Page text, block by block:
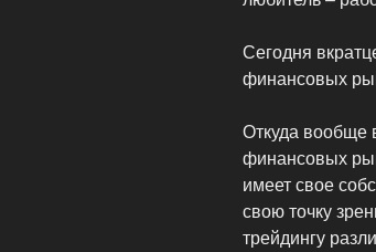
Сегодня
финансовых
Откуда вообще
финансовых
имеет свое
свою точку
трейдингу